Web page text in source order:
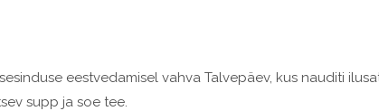
eestvedamisel vahva Talvepäev, kus nauditi
supp ja soe tee.